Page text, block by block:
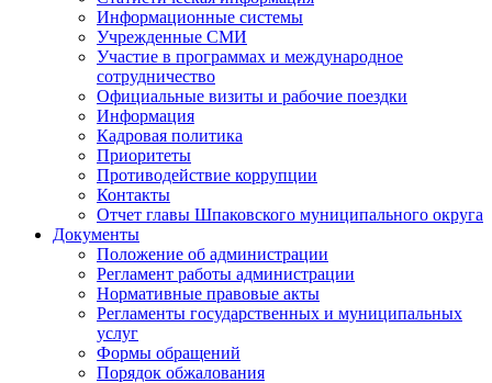
Информационные системы
Учрежденные СМИ
Участие в программах и международное
сотрудничество
Официальные визиты и рабочие поездки
Информация
Кадровая политика
Приоритеты
Противодействие коррупции
Контакты
Отчет главы Шпаковского муниципального округа
Документы
Положение об администрации
Регламент работы администрации
Нормативные правовые акты
Регламенты государственных и муниципальных
услуг
Формы обращений
Порядок обжалования